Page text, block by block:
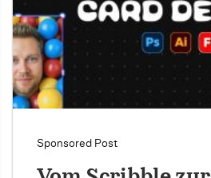
Sponsored Post